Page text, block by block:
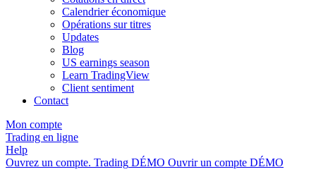
Calendrier économique
Opérations sur titres
Updates
Blog
US earnings season
Learn TradingView
Client sentiment
Contact
Mon compte
Trading en ligne
Help
Ouvrez un compte. Trading DÉMO Ouvrir un compte DÉMO